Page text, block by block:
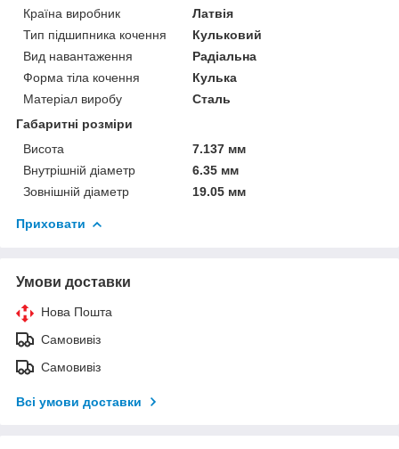
Країна виробник
Латвія
Тип підшипника кочення
Кульковий
Вид навантаження
Радіальна
Форма тіла кочення
Кулька
Матеріал виробу
Сталь
Габаритні розміри
Висота
7.137 мм
Внутрішній діаметр
6.35 мм
Зовнішній діаметр
19.05 мм
Приховати
Умови доставки
Нова Пошта
Самовивіз
Самовивіз
Всі умови доставки